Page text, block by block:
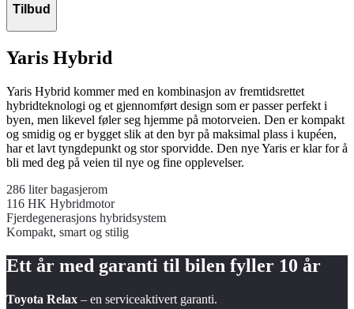
Tilbud
Yaris Hybrid
Yaris Hybrid kommer med en kombinasjon av fremtidsrettet
hybridteknologi og et gjennomført design som er passer perfekt i
byen, men likevel føler seg hjemme på motorveien. Den er kompakt
og smidig og er bygget slik at den byr på maksimal plass i kupéen,
har et lavt tyngdepunkt og stor sporvidde. Den nye Yaris er klar for å
bli med deg på veien til nye og fine opplevelser.
286 liter bagasjerom
116 HK Hybridmotor
Fjerdegenerasjons hybridsystem
Kompakt, smart og stilig
Ett år med garanti til bilen fyller 10 år
Toyota Relax – en serviceaktivert garanti.